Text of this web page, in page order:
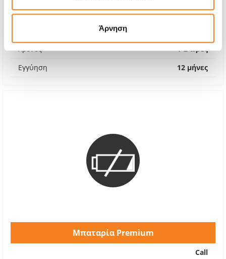
Άρνηση
€52,42
Χρόνος
1-2 ώρες
Εγγύηση
12 μήνες
Μπαταρία Premium
Call